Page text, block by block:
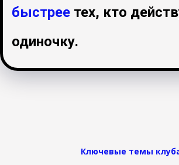
быстрее тех, кто
одиночку.
Ключевые темы